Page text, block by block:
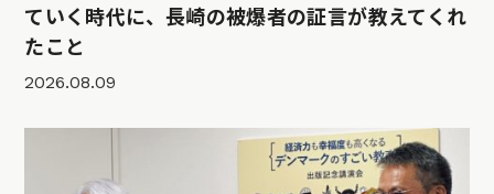
ていく時代に、長崎の被爆者の証言が教えてくれ
たこと
2026.08.09